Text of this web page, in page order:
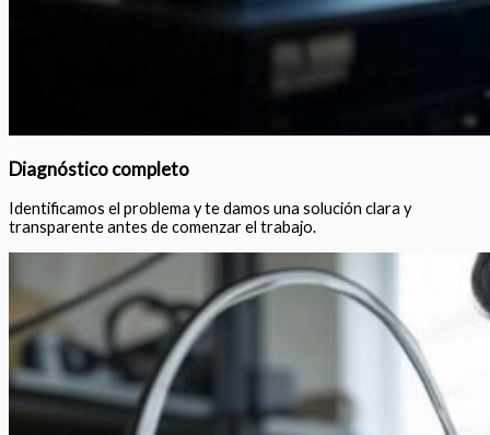
Diagnóstico completo
Identificamos el problema y te damos una solución clara y
transparente antes de comenzar el trabajo.